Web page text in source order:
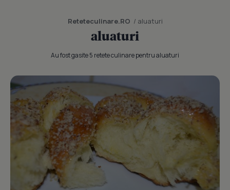
Reteteculinare.RO / aluaturi
aluaturi
Au fost gasite 5 retete culinare pentru aluaturi